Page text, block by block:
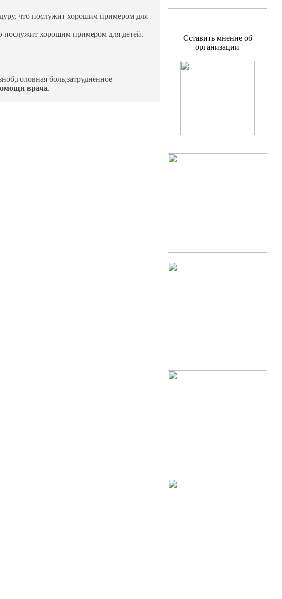
что послужит хорошим примером для
послужит хорошим примером для детей.
боль,затруднённое
врача.
Оставить мнение об
организации